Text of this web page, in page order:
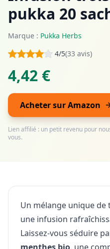
pukka 20
Marque : Pukka Herbs
4/5(33 avis)
4,42 €
Acheter sur Amazon
Lien affilié : un petit revenu pour
vous.
Un mélange unique
une infusion
Laissez-vous séduire